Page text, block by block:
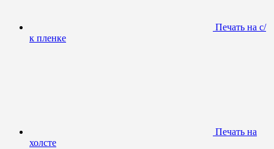
Печать на с/
к пленке
Печать на
холсте